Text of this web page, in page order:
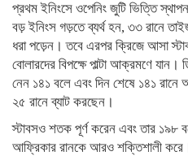
প্রথম ইনিংসে ওপেনিং জুটি ভিত্তি
বড় ইনিংস গড়তে ব্যর্থ হন, ৩৩ রানে
ধরা পড়েন। তবে এরপর ক্রিজে আসা
বোলারদের বিপক্ষে পাল্টা আক্রমণে যান।
নেন ১৪১ বলে এবং দিন শেষে ১৪১ রানে
২৫ রানে ব্যাট করছেন।
স্টাবসও শতক পূর্ণ করেন এবং তার ১৯৮
আফ্রিকার রানকে আরও শক্তিশালী করে।